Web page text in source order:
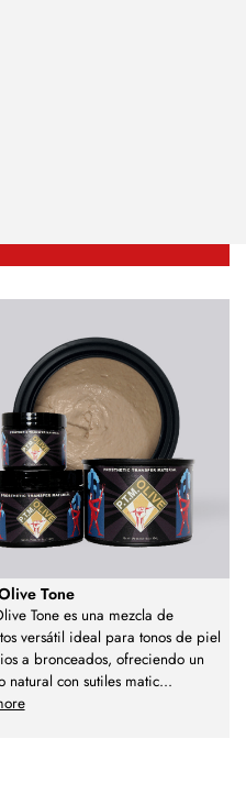
Tone
Tone es una mezcla de
versátil ideal para tonos de piel
a bronceados, ofreciendo un
natural con sutiles matic...